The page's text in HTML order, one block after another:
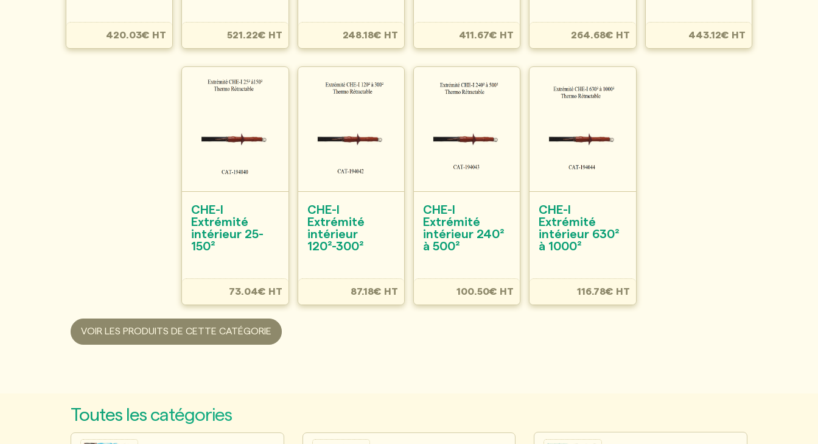
420.03€ HT 521.22€ HT 248.18€ HT 411.67€ HT 264.68€ HT 443.12€ HT
CHE-I
Extrémité
intérieur 25-
150²
73.04€ HT
CHE-I
Extrémité
intérieur
120²-300²
87.18€ HT
CHE-I
Extrémité
intérieur 240²
à 500²
100.50€ HT
CHE-I
Extrémité
intérieur 630²
à 1000²
116.78€ HT
VOIR LES PRODUITS DE CETTE CATÉGORIE
Toutes les catégories